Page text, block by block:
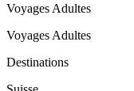
Voyages Adultes
Voyages Adultes
Destinations